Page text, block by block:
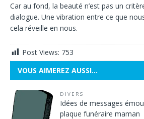
Car au fond, la beauté n’est pas un
dialogue. Une vibration entre ce que
cela réveille en nous.
Post Views: 753
VOUS AIMEREZ AUSSI…
DIVERS
Idées de messages
plaque funéraire maman